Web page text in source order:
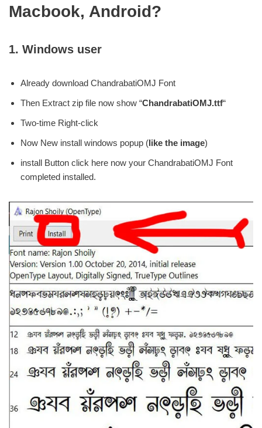
Macbook, Android?
1. Windows user
Already download ChandrabatiOMJ Font
Then Extract zip file now show “ChandrabatiOMJ.ttf“
Two-time Right-click
Now New install windows popup (like the image)
install Button click here now your ChandrabatiOMJ Font
completed installed.